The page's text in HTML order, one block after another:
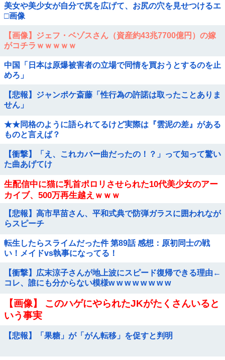
美女や美少女が自分で尻を広げて、お尻の穴を見せつけるエ
□画像
【画像】ジェフ・ベゾスさん（資産約43兆7700億円）の嫁
がコチラｗｗｗｗｗ
中国「日本は原爆被害者の立場で同情を買おうとするのを止
めろ」
【悲報】ジャンポケ斎藤「性行為の許諾は取ったことありま
せん」
★★同格のように語られてるけど実際は『雲泥の差』がある
ものと言えば？
【衝撃】「え、これカバー曲だったの！？」って知って驚い
た曲あげてけ
生配信中に猫に乳首ポロリさせられた10代美少女のアー
カイブ、500万再生越えｗｗｗ
【悲報】高市早苗さん、平和式典で防弾ガラスに囲われなが
らスピーチ
転生したらスライムだった件 第89話 感想：原初同士の戦
い！メイドvs執事になってる！
【衝撃】広末涼子さんが地上波にスピード復帰できる理由←
コレ、誰にも分からない模様w w w w w w w w
【画像】 このハゲにやられたJKがたくさんいると
いう事実
【悲報】「果糖」が「がん転移」を促すと判明